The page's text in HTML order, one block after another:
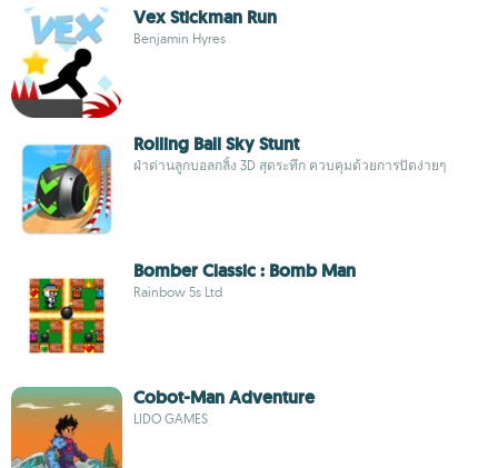
Vex Stickman Run
Benjamin Hyres
Rolling Ball Sky Stunt
ฝ่าด่านลูกบอลกลิ้ง 3D สุดระทึก ควบคุมด้วยการปัดง่ายๆ
Bomber Classic : Bomb Man
Rainbow 5s Ltd
Cobot-Man Adventure
LIDO GAMES